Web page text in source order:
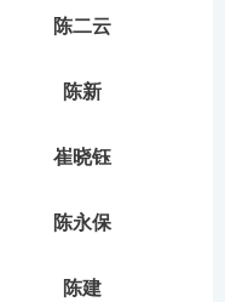
陈二云
陈新
崔晓钰
陈永保
陈建